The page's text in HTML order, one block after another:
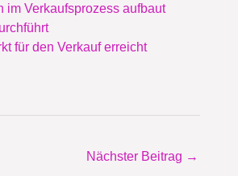
im Verkaufsprozess aufbaut
für den Verkauf erreicht
Nächster Beitrag →